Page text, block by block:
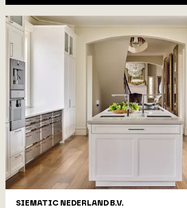
SIEMATIC NEDERLAND B.V.